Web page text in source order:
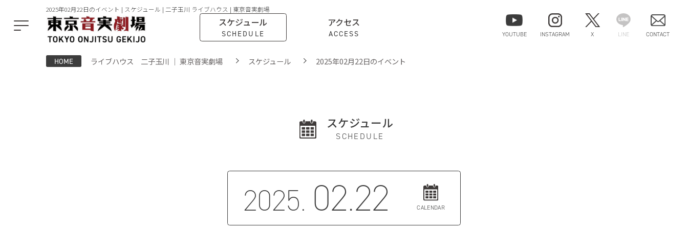
2025年02月22日のイベント | スケジュール | 二子玉川 ライブハウス | 東京音実劇場
スケジュール
SCHEDULE
アクセス
ACCESS YOUTUBE INSTAGRAM X LINE CONTACT
HOME ライブハウス 二子玉川 ｜ 東京音実劇場 スケジュール 2025年02月22日のイベント
スケジュール
SCHEDULE
2025. 02.22 CALENDAR